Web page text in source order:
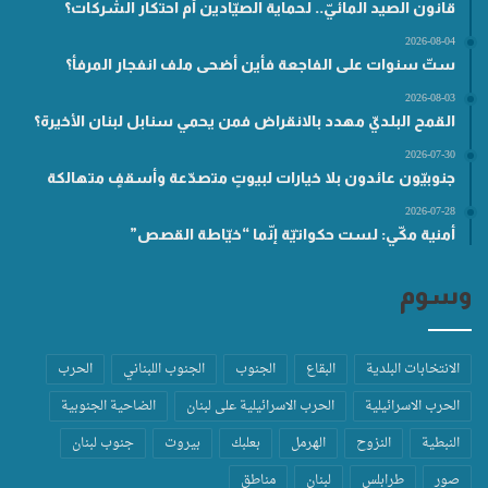
قانون الصيد المائيّ.. لحماية الصيّادين أم احتكار الشركات؟
2026-08-04
ستّ سنوات على الفاجعة فأين أضحى ملف انفجار المرفأ؟
2026-08-03
القمح البلديّ مهدد بالانقراض فمن يحمي سنابل لبنان الأخيرة؟
2026-07-30
جنوبيّون عائدون بلا خيارات لبيوتٍ متصدّعة وأسقفٍ متهالكة
2026-07-28
أمنية مكّي: لست حكواتيّة إنّما “خيّاطة القصص”
وسوم
الانتخابات البلدية البقاع الجنوب الجنوب اللبناني
الحرب
الحرب الاسرائيلية
الحرب الاسرائيلية على لبنان
الضاحية الجنوبية
النبطية
النزوح الهرمل بعلبك بيروت
جنوب لبنان
صور
طرابلس لبنان مناطق